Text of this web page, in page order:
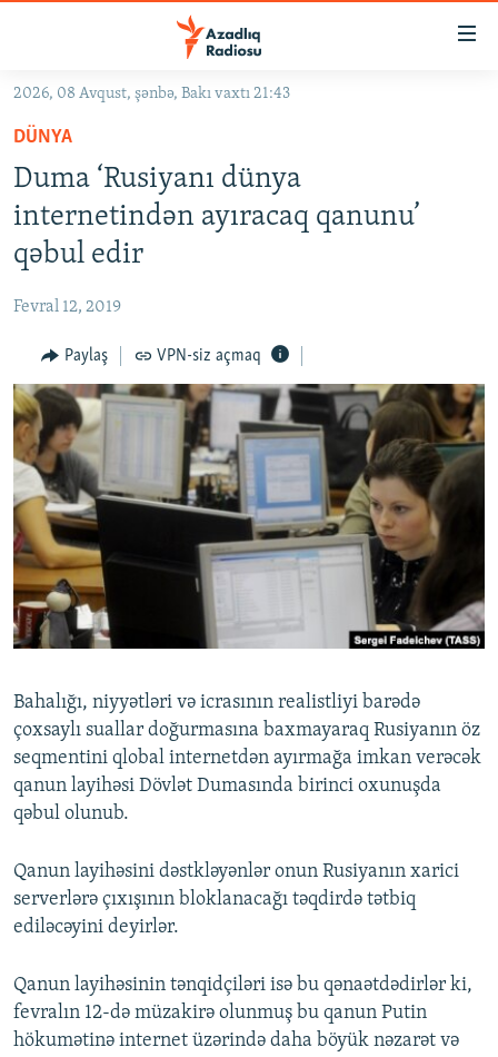
Əsas
qayıt
Əsas
naviqasiyaya
qayıt
Axtarışa
KORRUPSIOMETR
#ƏSLINDƏ
QANUNI DOĞRU
ARAŞDIRMA
MULTIMEDIA
VIDEO
FOTOQALEREYA
İNFOQRAFIKA
KARIKATURA
RADIO ARXIV
OXU ZALI
AZƏRBAYCAN ƏDƏBIYYATI KITABXANASI
İSLAM VƏ DEMOKRATIYA
İZ - MƏDƏNIYYƏT PROQRAMI
HAQQIMIZDA
MISSIYAMIZ
PEŞƏ ETIKASI VƏ JURNALISTIKA STANDARTLARIMIZ
MATERIALLARIMIZDAN ISTIFADƏ
AZADLIQRADIOSU MOBIL TELEFONUNUZDA
XƏBƏR BÜLLETENLƏRIMIZ
BIZI IZLƏ
RFE/RL-in bütün saytları
2026, 08 Avqust, şənbə, Bakı vaxtı 21:43
DÜNYA
Duma ‘Rusiyanı dünya
internetindən ayıracaq qanunu’
qəbul edir
Fevral 12, 2019
Paylaş VPN-siz açmaq
Bahalığı, niyyətləri və icrasının realistliyi barədə
çoxsaylı suallar doğurmasına baxmayaraq Rusiyanın öz
seqmentini qlobal internetdən ayırmağa imkan verəcək
qanun layihəsi Dövlət Dumasında birinci oxunuşda
qəbul olunub.
Qanun layihəsini dəstkləyənlər onun Rusiyanın xarici
serverlərə çıxışının bloklanacağı təqdirdə tətbiq
ediləcəyini deyirlər.
Qanun layihəsinin tənqidçiləri isə bu qənaətdədirlər ki,
fevralın 12-də müzakirə olunmuş bu qanun Putin
hökumətinə internet üzərində daha böyük nəzarət və